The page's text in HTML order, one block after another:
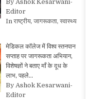
By Ashok Kesarwani-
Editor
In राष्ट्रीय, जागरूकता, स्वास्थ्य
मेडिकल कॉलेज में विश्व स्तनपान
सप्ताह पर जागरूकता अभियान,
विशेषज्ञों ने बताए माँ के दूध के
लाभ, पहले…
By Ashok Kesarwani-
Editor